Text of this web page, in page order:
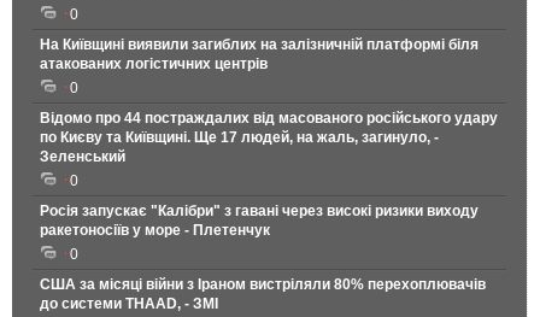
0
На Київщині виявили загиблих на залізничній платформі біля
атакованих логістичних центрів
0
Відомо про 44 постраждалих від масованого російського удару
по Києву та Київщині. Ще 17 людей, на жаль, загинуло, -
Зеленський
0
Росія запускає "Калібри" з гавані через високі ризики виходу
ракетоносіїв у море - Плетенчук
0
США за місяці війни з Іраном вистріляли 80% перехоплювачів
до системи THAAD, - ЗМІ